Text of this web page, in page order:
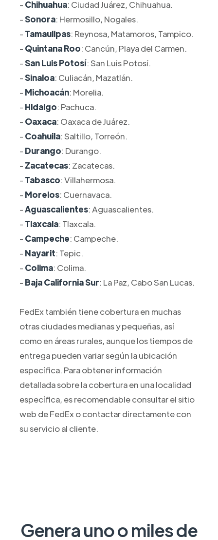
- Chihuahua: Ciudad Juárez, Chihuahua.
-Sonora: Hermosillo, Nogales.
- Tamaulipas: Reynosa, Matamoros, Tampico.
- Quintana Roo: Cancún, Playa del Carmen.
-San Luis Potosí: San Luis Potosí.
-Sinaloa: Culiacán, Mazatlán.
- Michoacán: Morelia.
- Hidalgo: Pachuca.
- Oaxaca: Oaxaca de Juárez.
- Coahuila: Saltillo, Torreón.
- Durango: Durango.
- Zacatecas: Zacatecas.
- Tabasco: Villahermosa.
- Morelos: Cuernavaca.
-Aguascalientes: Aguascalientes.
- Tlaxcala: Tlaxcala.
- Campeche: Campeche.
- Nayarit: Tepic.
- Colima: Colima.
- Baja California Sur: La Paz, Cabo San Lucas.
FedEx también tiene cobertura en muchas
otras ciudades medianas y pequeñas, así
como en áreas rurales, aunque los tiempos de
entrega pueden variar según la ubicación
específica. Para obtener información
detallada sobre la cobertura en una localidad
específica, es recomendable consultar el sitio
web de FedEx o contactar directamente con
su servicio al cliente.
Genera uno o miles de